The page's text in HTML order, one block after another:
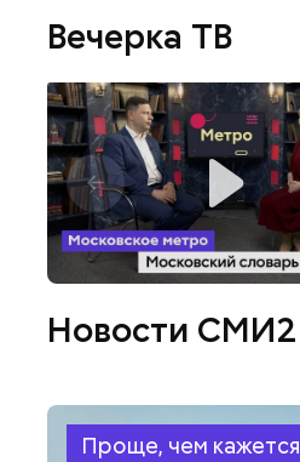
Вечерка ТВ
Новости СМИ2
Проще, чем кажется